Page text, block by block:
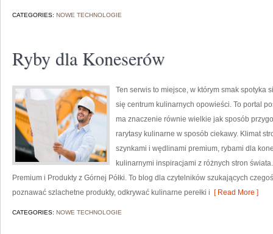
CATEGORIES: NOWE TECHNOLOGIE
Ryby dla Koneserów
Ten serwis to miejsce, w którym smak spotyka
się centrum kulinarnych opowieści. To portal
ma znaczenie równie wielkie jak sposób
rarytasy kulinarne w sposób ciekawy. Klimat
szynkami i wędlinami premium, rybami dla
kulinarnymi inspiracjami z różnych stron
Premium i Produkty z Górnej Półki. To blog dla czytelników szukających
poznawać szlachetne produkty, odkrywać kulinarne perełki i [ Read More ]
CATEGORIES: NOWE TECHNOLOGIE